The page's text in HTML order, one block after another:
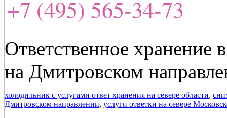
+7 (495) 565-34-73
Ответственное хранение
на Дмитровском
холодильник с услугами ответ хранения на севере области,
Дмитровском направлении, услуги ответки на севере